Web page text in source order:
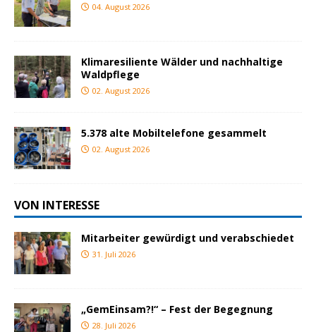
04. August 2026
Klimaresiliente Wälder und nachhaltige
Waldpflege
02. August 2026
5.378 alte Mobiltelefone gesammelt
02. August 2026
VON INTERESSE
Mitarbeiter gewürdigt und verabschiedet
31. Juli 2026
„GemEinsam?!“ – Fest der Begegnung
28. Juli 2026